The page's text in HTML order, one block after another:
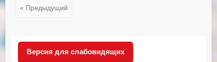
« Предыдущий
Версия для слабовидящих